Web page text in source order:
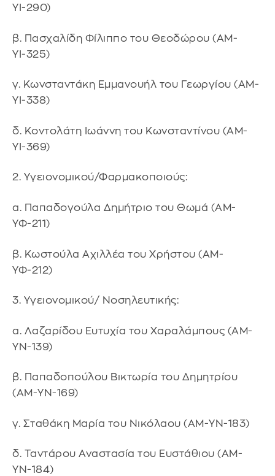
ΥΙ-290)
β. Πασχαλίδη Φίλιππο του Θεοδώρου (ΑΜ-
ΥΙ-325)
γ. Κωνσταντάκη Εμμανουήλ του Γεωργίου (ΑΜ-
ΥΙ-338)
δ. Κοντολάτη Ιωάννη του Κωνσταντίνου (ΑΜ-
ΥΙ-369)
2. Υγειονομικού/Φαρμακοποιούς:
α. Παπαδογούλα Δημήτριο του Θωμά (ΑΜ-
ΥΦ-211)
β. Κωστούλα Αχιλλέα του Χρήστου (ΑΜ-
ΥΦ-212)
3. Υγειονομικού/ Νοσηλευτικής:
α. Λαζαρίδου Ευτυχία του Χαραλάμπους (ΑΜ-
ΥΝ-139)
β. Παπαδοπούλου Βικτωρία του Δημητρίου
(ΑΜ-ΥΝ-169)
γ. Σταθάκη Μαρία του Νικόλαου (ΑΜ-ΥΝ-183)
δ. Ταντάρου Αναστασία του Ευστάθιου (ΑΜ-
ΥΝ-184)